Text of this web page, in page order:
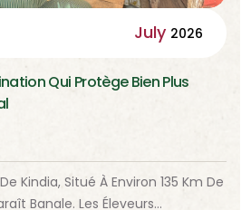
July 2026
Qui Protège Bien Plus
Kindia, Situé À Environ 135 Km De
Banale. Les Éleveurs…